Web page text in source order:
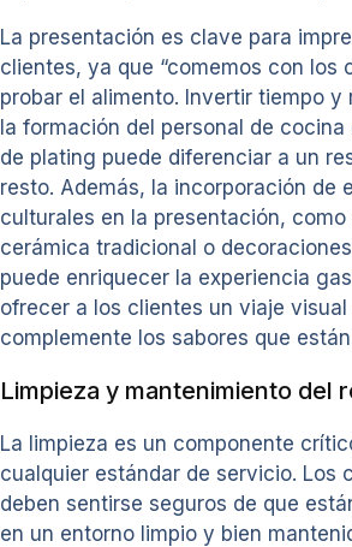
La presentación es clave para
clientes, ya que “comemos con los
probar el alimento. Invertir tiempo y
la formación del personal de
de plating puede diferenciar a un
resto. Además, la incorporación de
culturales en la presentación, como
cerámica tradicional o
puede enriquecer la experiencia
ofrecer a los clientes un viaje visual
complemente los sabores que
Limpieza y mantenimiento del
La limpieza es un componente
cualquier estándar de servicio. Los
deben sentirse seguros de que
en un entorno limpio y bien